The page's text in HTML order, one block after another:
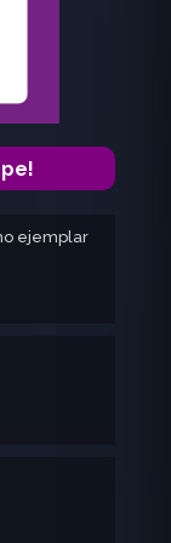
ejemplar